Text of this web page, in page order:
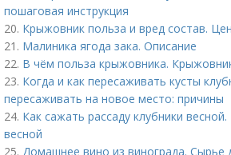
пошаговая инструкция
20. Крыжовник польза и вред состав.
21. Малиника ягода зака. Описание
22. В чём польза крыжовника.
23. Когда и как пересаживать кусты
пересаживать на новое место: причины
24. Как сажать рассаду клубники
весной
25. Домашнее вино из винограда. Сырье